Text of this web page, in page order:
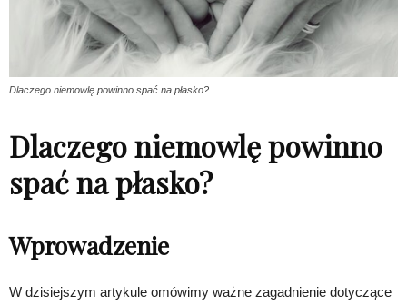
Dlaczego niemowlę powinno spać na płasko?
Dlaczego niemowlę powinno
spać na płasko?
Wprowadzenie
W dzisiejszym artykule omówimy ważne zagadnienie dotyczące